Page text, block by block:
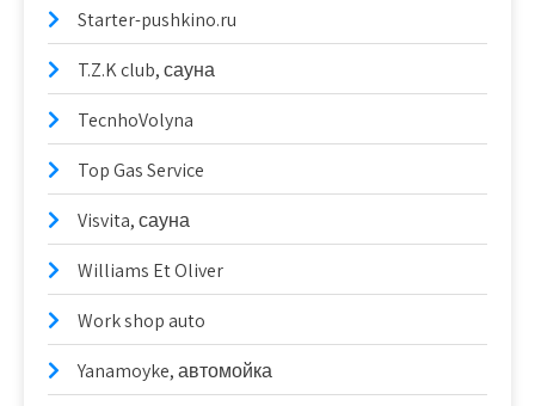
Starter-pushkino.ru
T.Z.K club, сауна
TecnhoVolyna
Top Gas Service
Visvita, сауна
Williams Et Oliver
Work shop auto
Yanamoyke, автомойка